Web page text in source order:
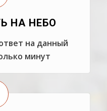
НА НЕБО
на данный
минут